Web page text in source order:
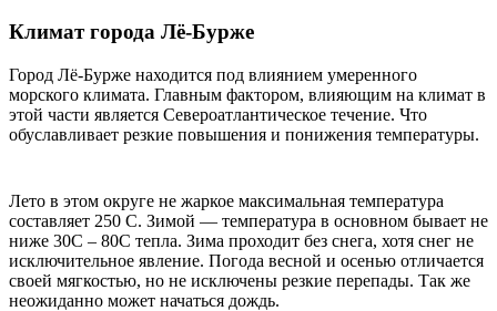
Климат города Лё-Бурже
Город Лё-Бурже находится под влиянием умеренного
морского климата. Главным фактором, влияющим на климат в
этой части является Североатлантическое течение. Что
обуславливает резкие повышения и понижения температуры.
Лето в этом округе не жаркое максимальная температура
составляет 250 С. Зимой — температура в основном бывает не
ниже 30С – 80С тепла. Зима проходит без снега, хотя снег не
исключительное явление. Погода весной и осенью отличается
своей мягкостью, но не исключены резкие перепады. Так же
неожиданно может начаться дождь.